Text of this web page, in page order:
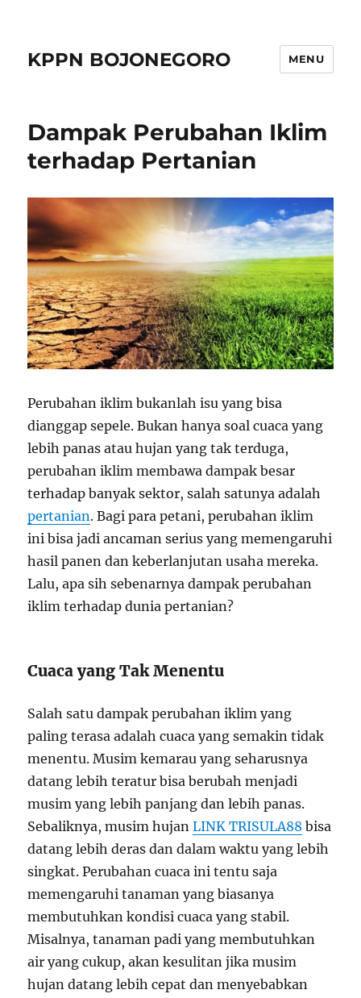
KPPN BOJONEGORO MENU
Dampak Perubahan Iklim
terhadap Pertanian
Perubahan iklim bukanlah isu yang bisa
dianggap sepele. Bukan hanya soal cuaca yang
lebih panas atau hujan yang tak terduga,
perubahan iklim membawa dampak besar
terhadap banyak sektor, salah satunya adalah
pertanian. Bagi para petani, perubahan iklim
ini bisa jadi ancaman serius yang memengaruhi
hasil panen dan keberlanjutan usaha mereka.
Lalu, apa sih sebenarnya dampak perubahan
iklim terhadap dunia pertanian?
Cuaca yang Tak Menentu
Salah satu dampak perubahan iklim yang
paling terasa adalah cuaca yang semakin tidak
menentu. Musim kemarau yang seharusnya
datang lebih teratur bisa berubah menjadi
musim yang lebih panjang dan lebih panas.
Sebaliknya, musim hujanLINK TRISULA88 bisa
datang lebih deras dan dalam waktu yang lebih
singkat. Perubahan cuaca ini tentu saja
memengaruhi tanaman yang biasanya
membutuhkan kondisi cuaca yang stabil.
Misalnya, tanaman padi yang membutuhkan
air yang cukup, akan kesulitan jika musim
hujan datang lebih cepat dan menyebabkan